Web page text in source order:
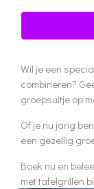
Wil je een
combineren?
groepsuitje op
Of je nu jarig
een gezellig
Boek nu en
met tafelgrillen